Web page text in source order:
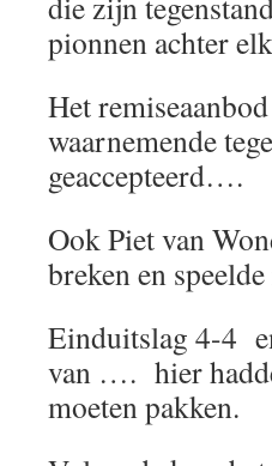
pionnen achter
Het
waarnemende
geaccepteerd….
Ook Piet van
breken en
Einduitslag 4-4
van …. hier
moeten pakken.